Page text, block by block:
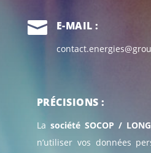
 E-MAIL :
PRÉCISIONS :
La société SOCOP / LONG
n’utiliser vos données